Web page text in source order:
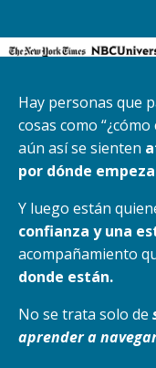
Hay personas que
cosas como
aún así se sienten
por dónde
Y luego están
confianza y una
acompañamiento
donde están.
No se trata solo de
aprender a